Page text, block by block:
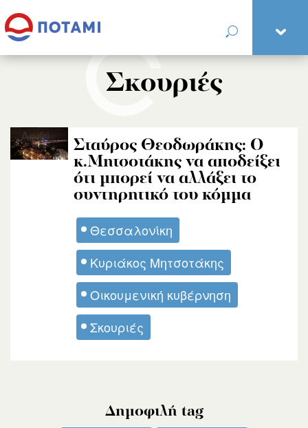
Σκουριές
Σταύρος Θεοδωράκης: Ο
κ.Μητσοτάκης να αποδείξει
ότι μπορεί να αλλάξει το
συντηρητικό του κόμμα
Θεσσαλονίκη
Κυριάκος Μητσοτάκης
Οικουμενική κυβέρνηση
Σκουριές
Andri
Δημοφιλή tag